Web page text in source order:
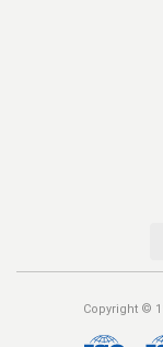
Copyright ©